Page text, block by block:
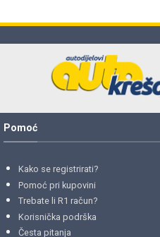
Pomoć
Kako se registrirati?
Pomoć pri kupovini
Trebate li R1 račun?
Korisnička podrška
Česta pitanja